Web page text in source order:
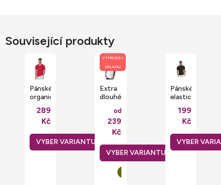
Související produkty
Pánské
organické
James
Stedman
289
Kč
VÝPRODEJ
SKLADU
Extra
dlouhé
bavlněné
triko
Build
Brand
od
239
Kč
Pánské
elastické
Slim-
of the
Loom
199
Kč